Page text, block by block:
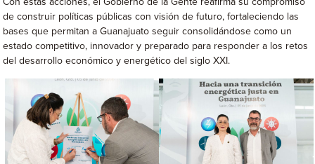
Con estas acciones, el Gobierno de la Gente reafirma su compromiso
de construir políticas públicas con visión de futuro, fortaleciendo las
bases que permitan a Guanajuato seguir consolidándose como un
estado competitivo, innovador y preparado para responder a los retos
del desarrollo económico y energético del siglo XXI.